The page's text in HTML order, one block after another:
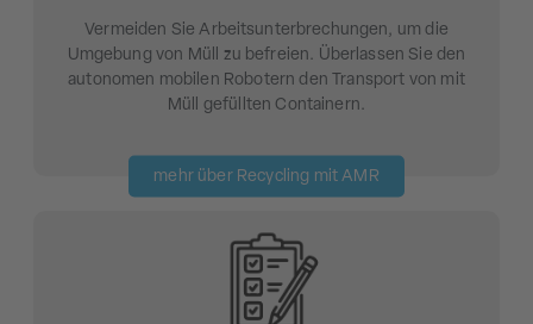
Vermeiden Sie Arbeitsunterbrechungen, um die
Umgebung von Müll zu befreien. Überlassen Sie den
autonomen mobilen Robotern den Transport von mit
Müll gefüllten Containern.
mehr über Recycling mit AMR